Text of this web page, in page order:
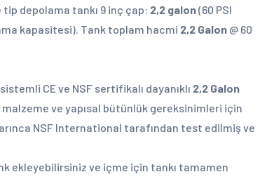
depolama tankı 9 inç çap: 2,2 galon(60 PSI
kapasitesi). Tank toplam hacmi 2,2 Galon@ 60
CE ve NSF sertifikalı dayanıklı 2,2 Galon
malzeme ve yapısal bütünlük gereksinimleri için
NSF International tarafından test edilmiş ve
ekleyebilirsiniz ve içme için tankı tamamen